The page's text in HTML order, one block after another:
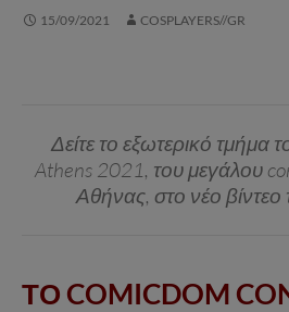
15/09/2021 COSPLAYERS//GR
Δείτε το εξωτερικό τμήμα
Athens 2021, του μεγάλου
Αθήνας, στο νέο βίντεο
ΤΟ COMICDOM